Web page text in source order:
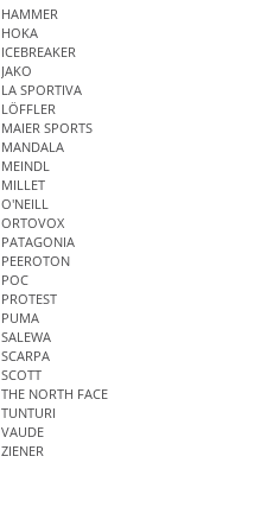
HAMMER
HOKA
ICEBREAKER
JAKO
LA SPORTIVA
LÖFFLER
MAIER SPORTS
MANDALA
MEINDL
MILLET
O'NEILL
ORTOVOX
PATAGONIA
PEEROTON
POC
PROTEST
PUMA
SALEWA
SCARPA
SCOTT
THE NORTH FACE
TUNTURI
VAUDE
ZIENER